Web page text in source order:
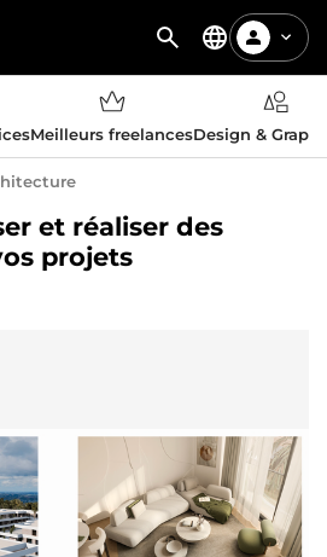
Meilleurs freelancesDesign &
et réaliser des
projets